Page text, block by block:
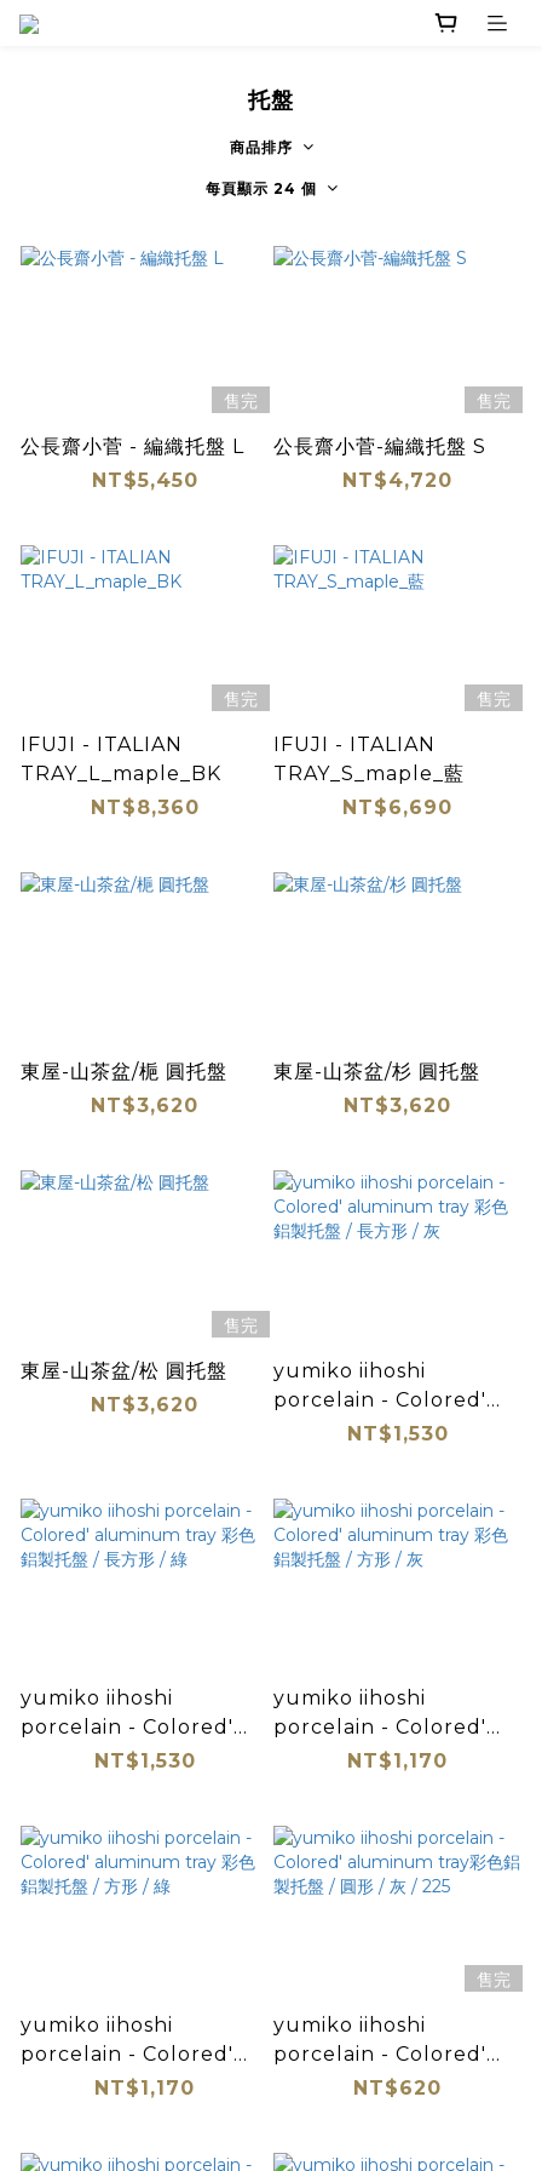
托盤
商品排序
每頁顯示 24 個
售完
公長齋小菅 - 編織托盤 L
NT$5,450
售完
公長齋小菅-編織托盤 S
NT$4,720
售完
IFUJI - ITALIAN
TRAY_L_maple_BK
NT$8,360
售完
IFUJI - ITALIAN
TRAY_S_maple_藍
NT$6,690
東屋-山茶盆/梔 圓托盤
NT$3,620
東屋-山茶盆/杉 圓托盤
NT$3,620
售完
東屋-山茶盆/松 圓托盤
NT$3,620
yumiko iihoshi
porcelain - Colored'
aluminum tray 彩色鋁製
NT$1,530
yumiko iihoshi
porcelain - Colored'
aluminum tray 彩色鋁製
NT$1,530
yumiko iihoshi
porcelain - Colored'
aluminum tray 彩色鋁製
NT$1,170
yumiko iihoshi
porcelain - Colored'
aluminum tray 彩色鋁製
NT$1,170
售完
yumiko iihoshi
porcelain - Colored'
aluminum tray彩色鋁製
NT$620